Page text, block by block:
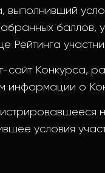
выполнивший
баллов,
Рейтинга
сайт Конкурса,
информации о
условия